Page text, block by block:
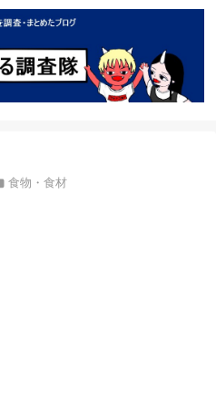
食物・食材